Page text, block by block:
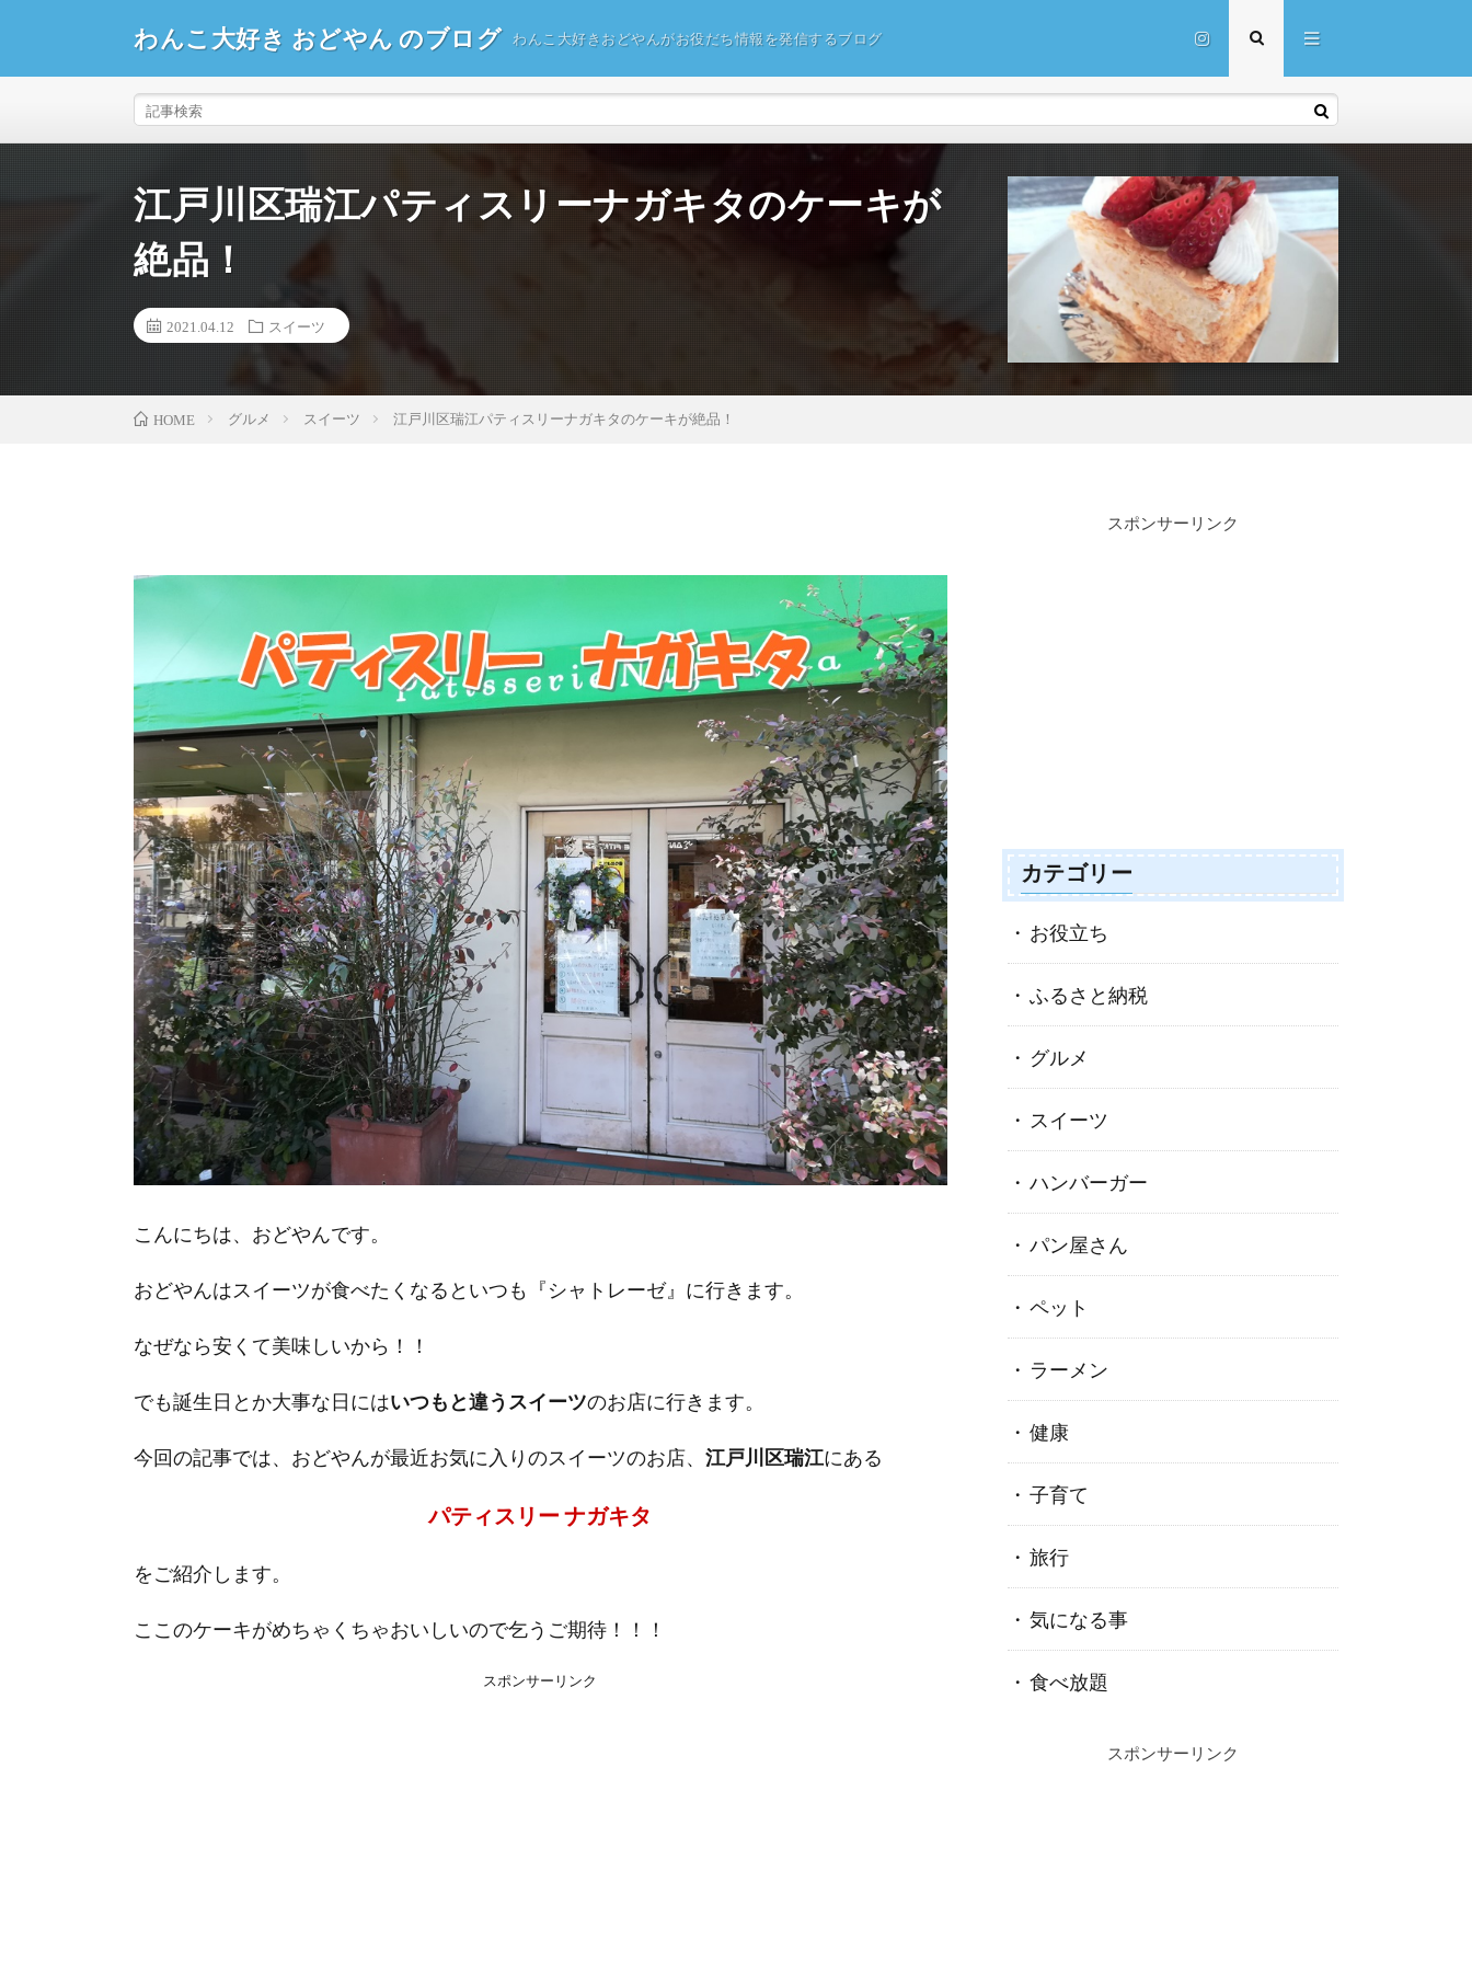
わんこ大好き おどやん のブログ わんこ大好きおどやんがお役だち情報を発信するブログ
江戸川区瑞江パティスリーナガキタのケーキが
絶品！
2021.04.12 スイーツ
HOME グルメ スイーツ 江戸川区瑞江パティスリーナガキタのケーキが絶品！
こんにちは、おどやんです。
おどやんはスイーツが食べたくなるといつも『シャトレーゼ』に行きます。
なぜなら安くて美味しいから！！
でも誕生日とか大事な日にはいつもと違うスイーツのお店に行きます。
今回の記事では、おどやんが最近お気に入りのスイーツのお店、 江戸川区瑞江にある
パティスリー ナガキタ
をご紹介します。
ここのケーキがめちゃくちゃおいしいので乞うご期待！！！
スポンサーリンク
スポンサーリンク
カテゴリー
お役立ち
ふるさと納税
グルメ
スイーツ
ハンバーガー
パン屋さん
ペット
ラーメン
健康
子育て
旅行
気になる事
食べ放題
スポンサーリンク